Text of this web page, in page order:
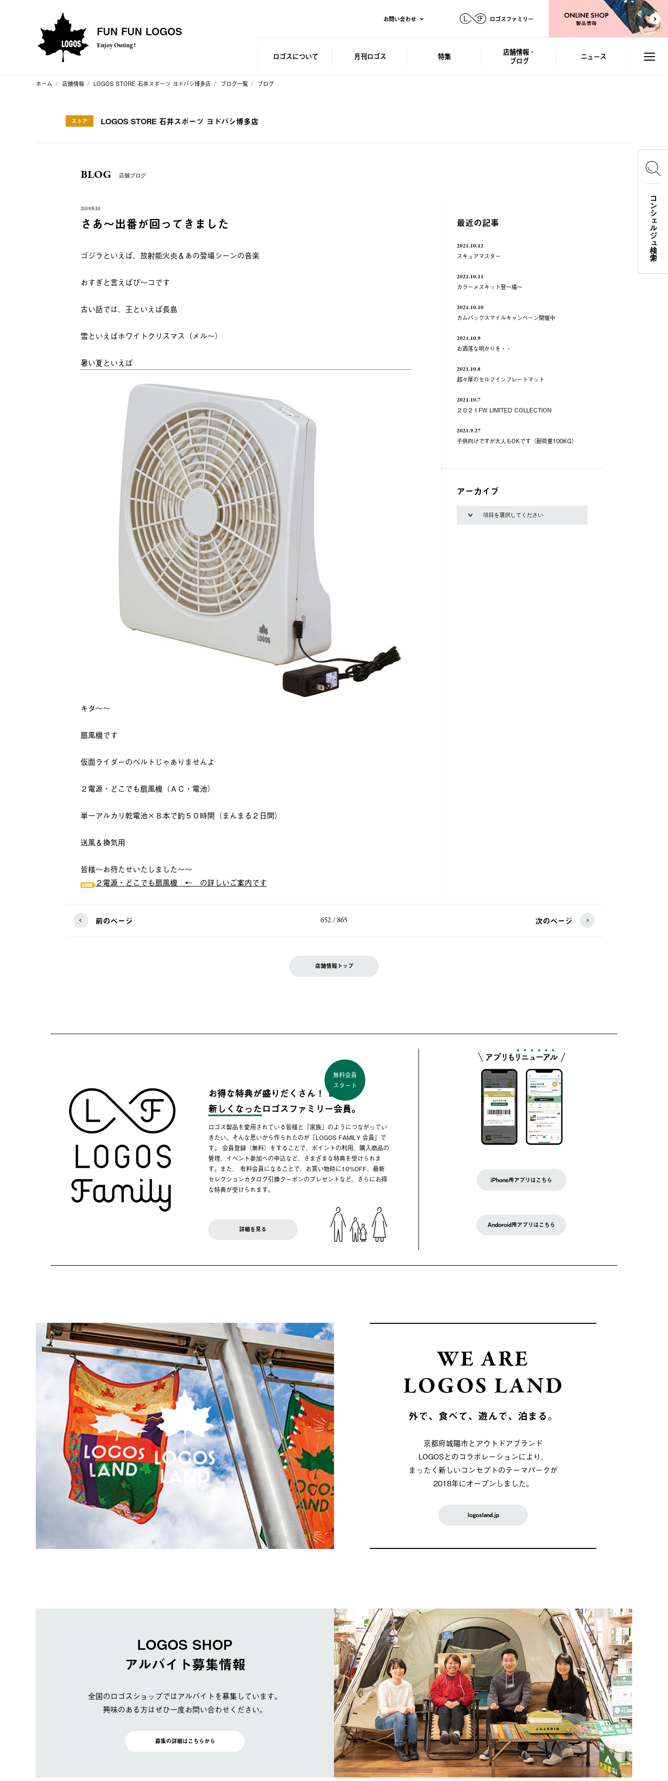
FUN FUN LOGOS
Enjoy Outing !
お問い合わせ ロゴスファミリー
ロゴスについて 月刊ロゴス 特集
店舗情報・
ブログ
ニュース
ホーム 店舗情報 LOGOS STORE 石井スポーツ ヨドバシ博多店 ブログ一覧 ブログ
ストア LOGOS STORE 石井スポーツ ヨドバシ博多店
BLOG 店舗ブログ
2019.8.10
さあ～出番が回ってきました
ゴジラといえば、放射能火炎＆あの登場シーンの音楽
おすぎと言えばぴ～コです
古い話では、王といえば長島
雪といえばホワイトクリスマス（メル～）
暑い夏といえば
キタ～～
扇風機です
仮面ライダーのベルトじゃありませんよ
２電源・どこでも扇風機（ＡＣ・電池）
単一アルカリ乾電池×８本で約５０時間（まんまる２日間）
送風＆換気用
皆様～お待たせいたしました～～
２電源・どこでも扇風機 ← の詳しいご案内です
最近の記事
2021.10.12
スキュアマスター
2021.10.11
カラーメスキット登～場～
2021.10.10
カムバックスマイルキャンペーン開催中
2021.10.9
お洒落な明かりを・・
2021.10.8
超々厚のセルフインフレートマット
2021.10.7
２０２１FW LIMITED COLLECTION
2021.9.27
子供向けですが大人もOKです（耐荷重100KG）
アーカイブ
前のページ 652 / 865 次のページ
店舗情報トップ
お得な特典が盛りだくさん！
無料会員
スタート
新しくなったロゴスファミリー会員。
ロゴス製品を愛用されている皆様と「家族」のようにつながってい
きたい。そんな思いから作られたのが「LOGOS FAMILY 会員」で
す。 会員登録（無料）をすることで、ポイントの利用、購入商品の
管理、イベント参加への申込など、さまざまな特典を受けられま
す。また、 有料会員になることで、お買い物時に10%OFF、最新
セレクションカタログ引換クーポンのプレゼントなど、さらにお得
な特典が受けられます。
詳細を見る
iPhone用アプリはこちら
Andoroid用アプリはこちら
WE ARE
LOGOS LAND
外で、食べて、遊んで、泊まる。
京都府城陽市とアウトドアブランド
LOGOSとのコラボレーションにより、
まったく新しいコンセプトのテーマパークが
2018年にオープンしました。
logosland.jp
LOGOS SHOP
アルバイト募集情報
全国のロゴスショップではアルバイトを募集しています。
興味のある方はぜひ一度お問い合わせください。
募集の詳細はこちらから
コンシェルジュ検索